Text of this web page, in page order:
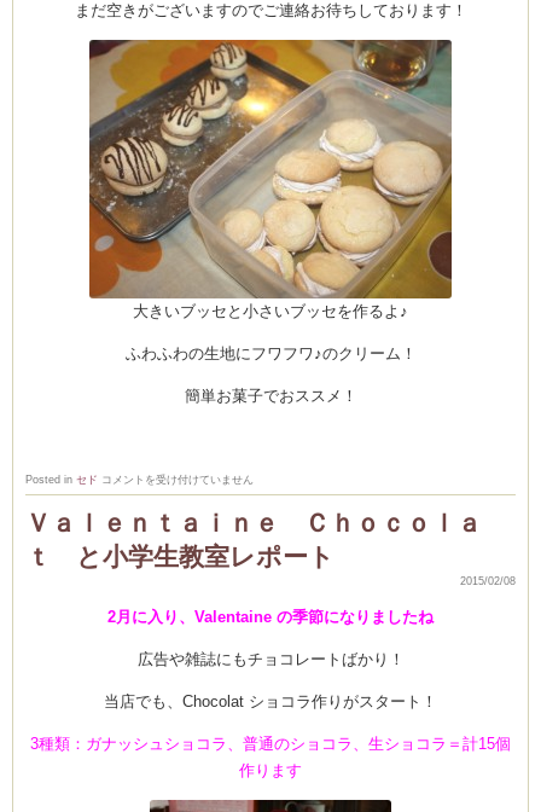
まだ空きがございますのでご連絡お待ちしております！
大きいブッセと小さいブッセを作るよ♪
ふわふわの生地にフワフワ♪のクリーム！
簡単お菓子でおススメ！
Posted in セド チ
ョ
レ
ト
バ
ー
レ
景
は
コメントを受け付けていません
Ｖａｌｅｎｔａｉｎｅ Ｃｈｏｃｏｌａ
ｔ と小学生教室レポート
2015/02/08
2月に入り、Valentaine の季節になりましたね
広告や雑誌にもチョコレートばかり！
当店でも、Chocolat ショコラ作りがスタート！
3種類：ガナッシュショコラ、普通のショコラ、生ショコラ＝計15個
作ります